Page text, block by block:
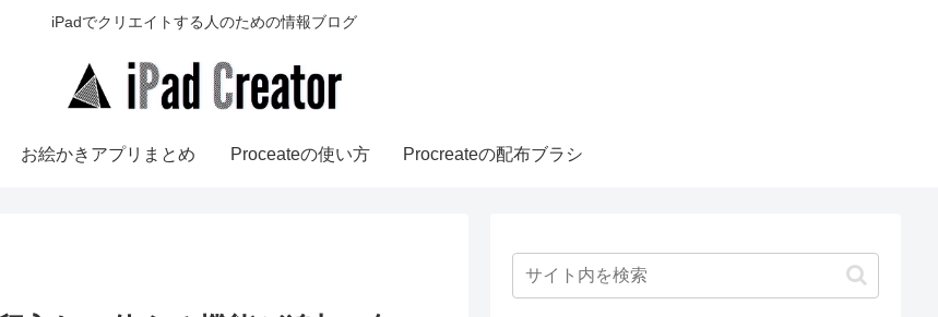
iPadでクリエイトする人のための情報ブログ
お絵かきアプリまとめ Proceateの使い方 Procreateの配布ブラシ